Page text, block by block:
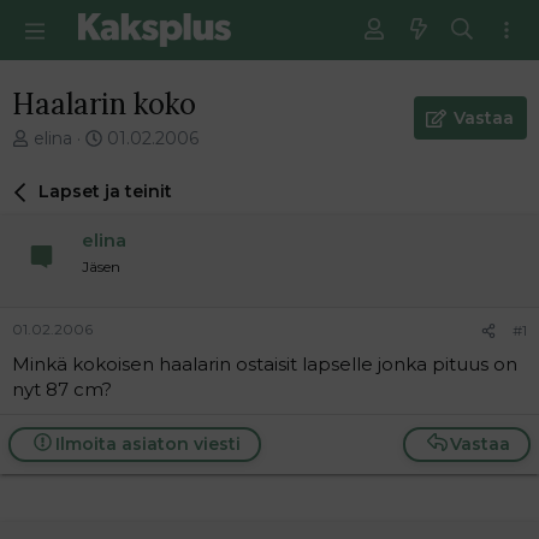
Haalarin koko
V
e
i
t
u
n
l
o
i
elina
E
s
i
m
ä
n
v
e
s
t
01.02.2006
Vastaa
Lapset ja teinit
elina
Jäsen
01.02.2006 #1
Minkä kokoisen haalarin ostaisit lapselle jonka pituus on
nyt 87 cm?
Vastaa
Ilmoita asiaton viesti